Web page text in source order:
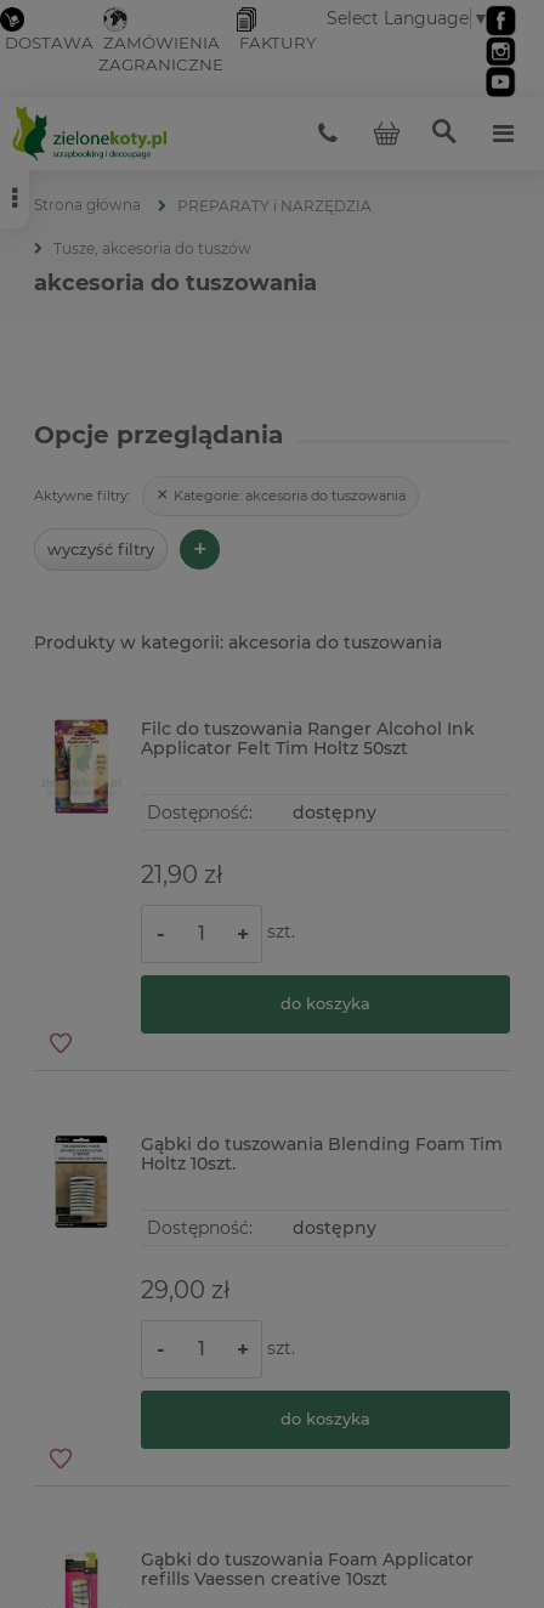
DOSTAWA ZAMÓWIENIA
ZAGRANICZNE
FAKTURY
Select Language ▼
Strona główna PREPARATY i NARZĘDZIA
Tusze, akcesoria do tuszów
akcesoria do tuszowania
Opcje przeglądania
Aktywne filtry: Kategorie: akcesoria do tuszowania
wyczyść filtry +
akcesoria do tuszowania
Filc do tuszowania Ranger Alcohol Ink
Applicator Felt Tim Holtz 50szt
Dostępność: dostępny
21,90 zł
- + szt.
do koszyka
Gąbki do tuszowania Blending Foam Tim
Holtz 10szt.
Dostępność: dostępny
29,00 zł
- + szt.
do koszyka
Gąbki do tuszowania Foam Applicator
refills Vaessen creative 10szt